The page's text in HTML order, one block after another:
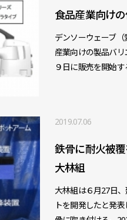
食品産業向け
デンソーウェーブ
産業向けの製品バ
９日に販売を開始
2019.07.06
鉄骨に耐火被
大林組
大林組は６月27日
トを開発したと発